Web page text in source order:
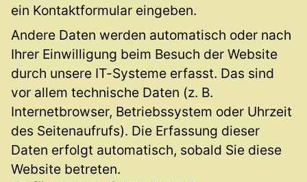
ein Kontaktformular eingeben.
Andere Daten werden automatisch oder nach
Ihrer Einwilligung beim Besuch der Website
durch unsere IT-Systeme erfasst. Das sind
vor allem technische Daten (z. B.
Internetbrowser, Betriebssystem oder Uhrzeit
des Seitenaufrufs). Die Erfassung dieser
Daten erfolgt automatisch, sobald Sie diese
Website betreten.